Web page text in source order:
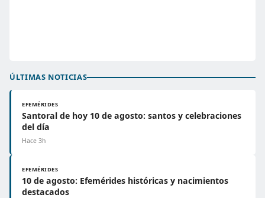
ÚLTIMAS NOTICIAS
EFEMÉRIDES
Santoral de hoy 10 de agosto: santos y celebraciones
del día
Hace 3h
EFEMÉRIDES
10 de agosto: Efemérides históricas y nacimientos
destacados